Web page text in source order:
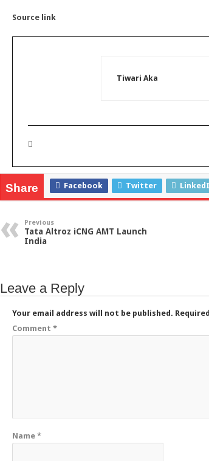
Source link
Tiwari Aka
Share Facebook Twitter
Previous
Tata Altroz iCNG AMT Launch
India
Leave a Reply
Your email address will not be published.
Comment *
Name *